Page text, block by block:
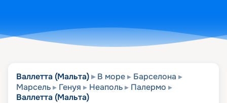
Валлетта (Мальта) В море
Барселона
Марсель
Генуя Неаполь
Палермо
Валлетта (Мальта)